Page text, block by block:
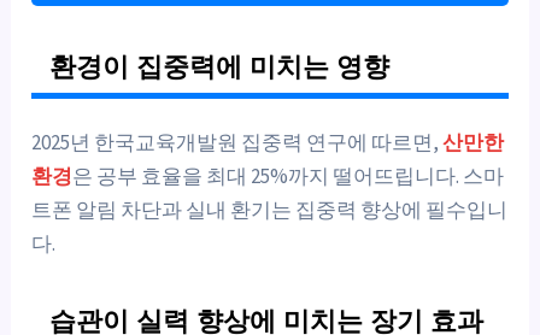
환경이 집중력에 미치는 영향
2025년 한국교육개발원 집중력 연구에 따르면,산만한
환경은 공부 효율을 최대 25%까지 떨어뜨립니다. 스마
트폰 알림 차단과 실내 환기는 집중력 향상에 필수입니
다.
습관이 실력 향상에 미치는 장기 효과